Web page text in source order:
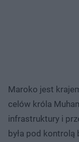
Maroko jest
celów króla
infrastruktury i
była pod kontrolą